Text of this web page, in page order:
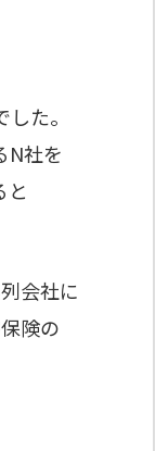
た。
N社を
と
会社に
険の